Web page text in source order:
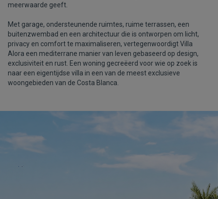
meerwaarde geeft.
Met garage, ondersteunende ruimtes, ruime terrassen, een
buitenzwembad en een architectuur die is ontworpen om licht,
privacy en comfort te maximaliseren, vertegenwoordigt Villa
Alora een mediterrane manier van leven gebaseerd op design,
exclusiviteit en rust. Een woning gecreëerd voor wie op zoek is
naar een eigentijdse villa in een van de meest exclusieve
woongebieden van de Costa Blanca.